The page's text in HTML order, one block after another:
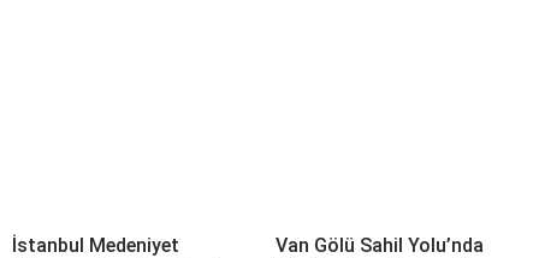
İstanbul Medeniyet
Van Gölü Sahil Yolu’nda